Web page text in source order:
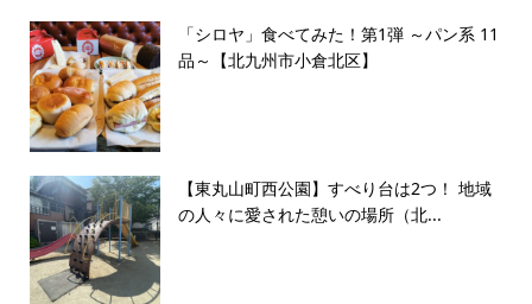
「シロヤ」食べてみた！第1弾 ～パン系 11
品～【北九州市小倉北区】
【東丸山町西公園】すべり台は2つ！ 地域
の人々に愛された憩いの場所（北...